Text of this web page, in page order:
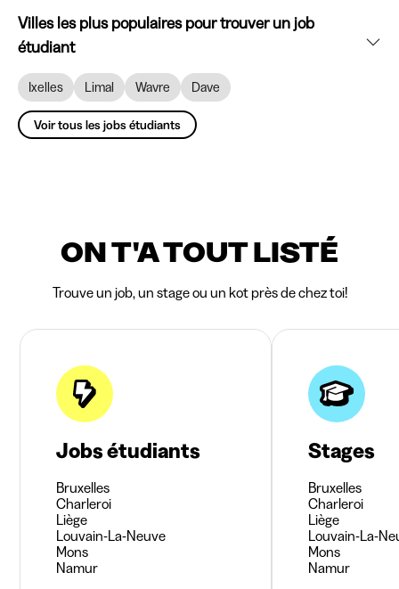
Villes les plus populaires pour trouver un job
étudiant
Ixelles Limal Wavre Dave
Voir tous les jobs étudiants
ON T'A TOUT LISTÉ
Trouve un job, un stage ou un kot près de chez toi!
Jobs étudiants
Bruxelles
Charleroi
Liège
Louvain-La-Neuve
Mons
Namur
Stages
Bruxelles
Charleroi
Liège
Louvain-La-
Mons
Namur